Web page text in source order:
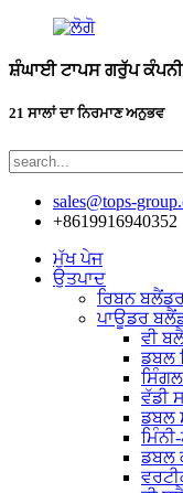
ਸ਼ੰਘਾਈ ਟਾਪਸ ਗਰੁੱਪ
21 ਸਾਲਾਂ ਦਾ ਨਿਰਮਾਣ ਅਨੁਭਵ
sales@tops-
+8619916940352
ਮੁੱਖ ਪੇਜ
ਉਤਪਾਦ
ਰਿਬਨ
ਪਾਊਡਰ
ਵੀ
ਡਬਲ
ਵੱਡੀ
ਡਬਲ
ਡਬਲ